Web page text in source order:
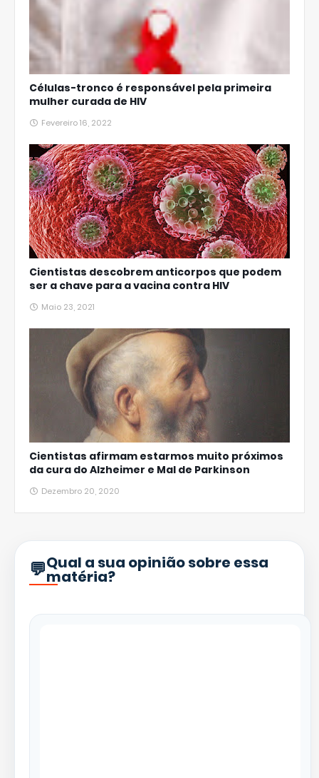
Células-tronco é responsável pela primeira
mulher curada de HIV
Fevereiro 16, 2022
Cientistas descobrem anticorpos que podem
ser a chave para a vacina contra HIV
Maio 23, 2021
Cientistas afirmam estarmos muito próximos
da cura do Alzheimer e Mal de Parkinson
Dezembro 20, 2020
Qual a sua opinião sobre essa
matéria?